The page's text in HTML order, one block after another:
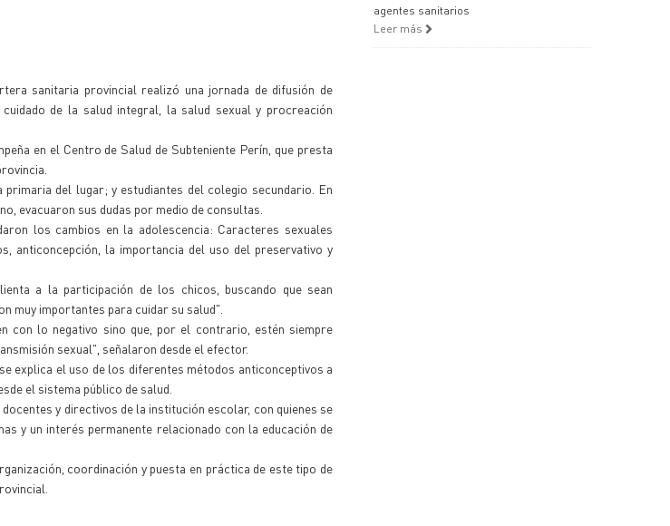
sanitaria provincial realizó una jornada de difusión de
de la salud integral, la salud sexual y procreación
en el Centro de Salud de Subteniente Perín, que presta
del lugar; y estudiantes del colegio secundario. En
evacuaron sus dudas por medio de consultas.
los cambios en la adolescencia: Caracteres sexuales
anticoncepción, la importancia del uso del preservativo y
a la participación de los chicos, buscando que sean
muy importantes para cuidar su salud".
con lo negativo sino que, por el contrario, estén siempre
sexual", señalaron desde el efector.
explica el uso de los diferentes métodos anticonceptivos a
el sistema público de salud.
y directivos de la institución escolar, con quienes se
y un interés permanente relacionado con la educación de
coordinación y puesta en práctica de este tipo de
agentes sanitarios
Leer más